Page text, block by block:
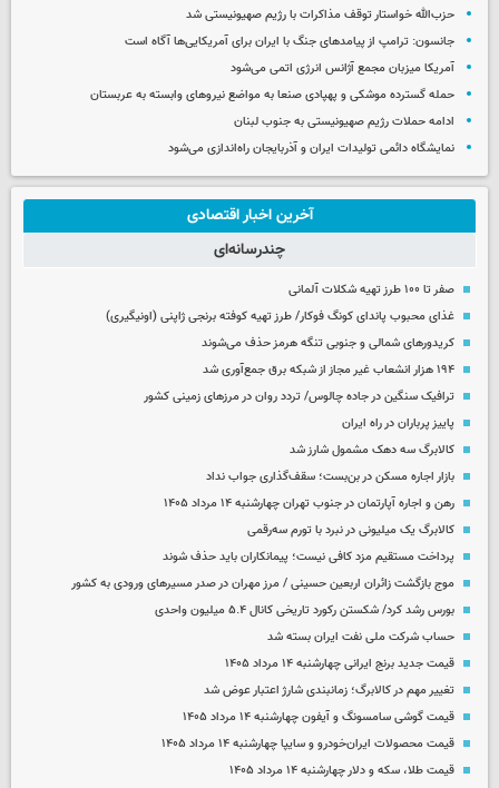
حزب‌الله خواستار توقف مذاکرات با رژیم صهیونیستی شد
جانسون: ترامپ از پیامدهای جنگ با ایران برای آمریکایی‌ها آگاه است
آمریکا میزبان مجمع آژانس انرژی اتمی می‌شود
حمله گسترده موشکی و پهپادی صنعا به مواضع نیروهای وابسته به عربستان
ادامه حملات رژیم صهیونیستی به جنوب لبنان
نمایشگاه دائمی تولیدات ایران و آذربایجان راه‌اندازی می‌شود
آخرین اخبار اقتصادی
چندرسانه‌ای
صفر تا ۱۰۰ طرز تهیه شکلات آلمانی
غذای محبوب پاندای کونگ فوکار/ طرز تهیه کوفته برنجی ژاپنی (اونیگیری)
کریدورهای شمالی و جنوبی تنگه هرمز حذف می‌شوند
۱۹۴ هزار انشعاب غیر مجاز از شبکه برق جمع‌آوری شد
ترافیک سنگین در جاده چالوس/ تردد روان در مرزهای زمینی کشور
پاییز پرباران در راه ایران
کالابرگ سه دهک مشمول شارز شد
بازار اجاره مسکن در بن‌بست؛ سقف‌گذاری جواب نداد
رهن و اجاره آپارتمان در جنوب تهران چهارشنبه ۱۴ مرداد ۱۴۰۵
کالابرگ یک میلیونی در نبرد با تورم سه‌رقمی
پرداخت مستقیم مزد کافی نیست؛ پیمانکاران باید حذف شوند
موج بازگشت زائران اربعین حسینی / مرز مهران در صدر مسیرهای ورودی به کشور
بورس رشد کرد/ شکستن رکورد تاریخی کانال ۵.۴ میلیون واحدی
حساب‌ شرکت ملی نفت ایران بسته شد
قیمت جدید برنج ایرانی چهارشنبه ۱۴ مرداد ۱۴۰۵
تغییر مهم در کالابرگ؛ زمانبندی‌ شارژ اعتبار عوض شد
قیمت گوشی سامسونگ و آیفون چهارشنبه ۱۴ مرداد ۱۴۰۵
قیمت محصولات ایران‌خودرو و سایپا چهارشنبه ۱۴ مرداد ۱۴۰۵
قیمت طلا، سکه و دلار چهارشنبه ۱۴ مرداد ۱۴۰۵